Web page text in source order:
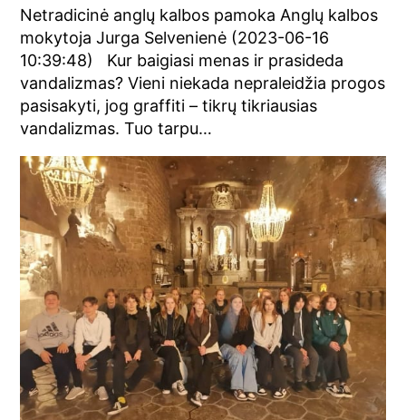
Netradicinė anglų kalbos pamoka Anglų kalbos
mokytoja Jurga Selvenienė (2023-06-16
10:39:48) Kur baigiasi menas ir prasideda
vandalizmas? Vieni niekada nepraleidžia progos
pasisakyti, jog graffiti – tikrų tikriausias
vandalizmas. Tuo tarpu…